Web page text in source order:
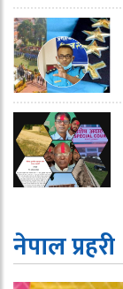
नेपाल प्रहरी